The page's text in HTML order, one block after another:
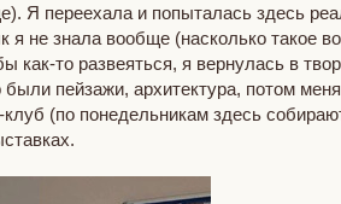
Я переехала и попыталась здесь
я не знала вообще (насколько такое
то развеяться, я вернулась в
пейзажи, архитектура, потом
(по понедельникам здесь